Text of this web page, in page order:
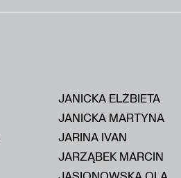
JANICKA ELŻBIETA
JANICKA MARTYNA
JARINA IVAN
JARZĄBEK MARCIN